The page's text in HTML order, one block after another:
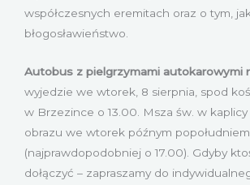
współczesnych eremitach oraz o tym,
błogosławieństwo.
Autobus z pielgrzymami autokarowymi
wyjedzie we wtorek, 8 sierpnia, spod
w Brzezince o 13.00. Msza św. w
obrazu we wtorek późnym popołudniem
(najprawdopodobniej o 17.00). Gdyby
dołączyć – zapraszamy do